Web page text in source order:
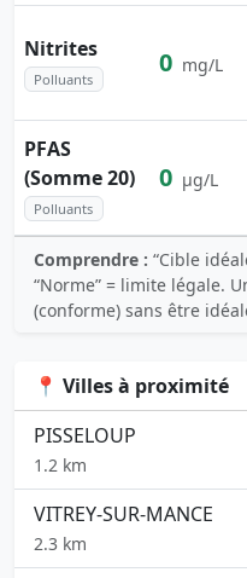
Nitrites
Polluants
0 mg/L
PFAS
(Somme 20)
Polluants
0 µg/L
Comprendre : “Cible
“Norme” = limite légale.
(conforme) sans être
📍 Villes à proximité
PISSELOUP
1.2 km
VITREY-SUR-MANCE
2.3 km